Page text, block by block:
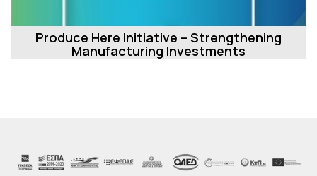
Produce Here Initiative – Strengthening
Manufacturing Investments